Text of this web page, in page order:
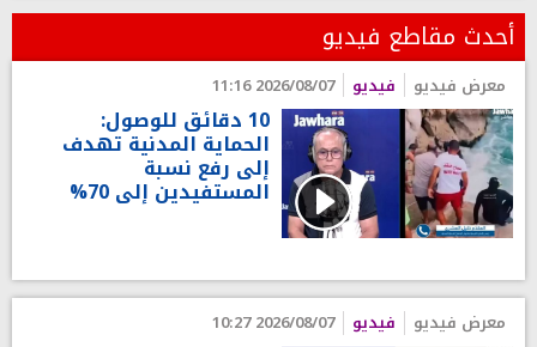
أحدث مقاطع فيديو
معرض فيديو فيديو 2026/08/07 11:16
10 دقائق للوصول:
الحماية المدنية تهدف
إلى رفع نسبة
المستفيدين إلى 70%
معرض فيديو فيديو 2026/08/07 10:27